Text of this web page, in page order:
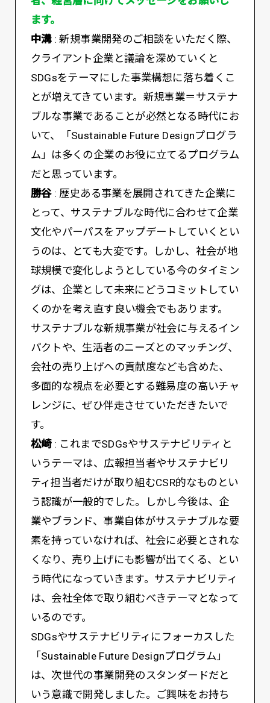
ます。
中溝: 新規事業開発のご相談をいただく際、
クライアント企業と議論を深めていくと
SDGsをテーマにした事業構想に落ち着くこ
とが増えてきています。新規事業＝サステナ
ブルな事業であることが必然となる時代にお
いて、「Sustainable Future Designプログラ
ム」は多くの企業のお役に立てるプログラム
だと思っています。
勝谷: 歴史ある事業を展開されてきた企業に
とって、サステナブルな時代に合わせて企業
文化やパーパスをアップデートしていくとい
うのは、とても大変です。しかし、社会が地
球規模で変化しようとしている今のタイミン
グは、企業として未来にどうコミットしてい
くのかを考え直す良い機会でもあります。
サステナブルな新規事業が社会に与えるイン
パクトや、生活者のニーズとのマッチング、
会社の売り上げへの貢献度なども含めた、
多面的な視点を必要とする難易度の高いチャ
レンジに、ぜひ伴走させていただきたいで
す。
松崎: これまでSDGsやサステナビリティと
いうテーマは、広報担当者やサステナビリ
ティ担当者だけが取り組むCSR的なものとい
う認識が一般的でした。しかし今後は、企
業やブランド、事業自体がサステナブルな要
素を持っていなければ、社会に必要とされな
くなり、売り上げにも影響が出てくる、とい
う時代になっていきます。サステナビリティ
は、会社全体で取り組むべきテーマとなって
いるのです。
SDGsやサステナビリティにフォーカスした
「Sustainable Future Designプログラム」
は、次世代の事業開発のスタンダードだと
いう意識で開発しました。ご興味をお持ち